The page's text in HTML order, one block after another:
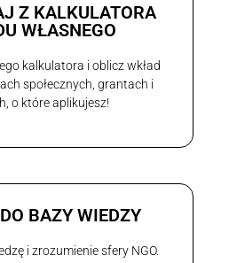
Z KALKULATORA
WŁASNEGO
kalkulatora i oblicz wkład
społecznych, grantach i
o które aplikujesz!
BAZY WIEDZY
i zrozumienie sfery NGO.